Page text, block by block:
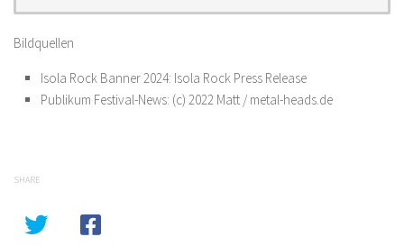
Bildquellen
Isola Rock Banner 2024: Isola Rock Press Release
Publikum Festival-News: (c) 2022 Matt / metal-heads.de
SHARE